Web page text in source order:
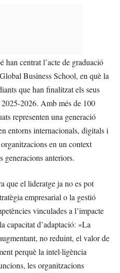
han centrat l’acte de graduació
Business School, en què la
que han finalitzat els seus
2026. Amb més de 100
representen una generació
entorns internacionals, digitals i
en un context
generacions anteriors.
que el lideratge ja no es pot
empresarial o la gestió
vinculades a l’impacte
capacitat d’adaptació: «La
no reduint, el valor de
perquè la intel·ligència
les organitzacions